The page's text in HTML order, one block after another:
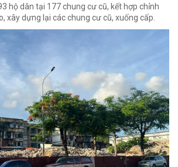
hộ dân tại 177 chung cư cũ, kết hợp chỉnh
xây dựng lại các chung cư cũ, xuống cấp.